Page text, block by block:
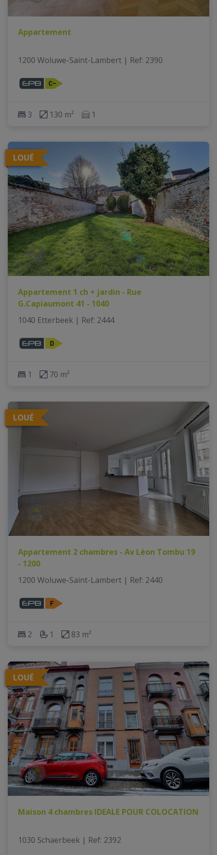
Appartement
1200 Woluwe-Saint-Lambert | Ref: 2390
3 130 m² 1
LOUÉ
Appartement 1 ch + jardin - Rue
G.Capiaumont 41 - 1040
1040 Etterbeek | Ref: 2444
1 70 m²
LOUÉ
Appartement 2 chambres - Av Léon Tombu 19
- 1200
1200 Woluwe-Saint-Lambert | Ref: 2440
2 1 83 m²
LOUÉ
Maison 4 chambres IDEALE POUR COLOCATION
1030 Schaerbeek | Ref: 2392